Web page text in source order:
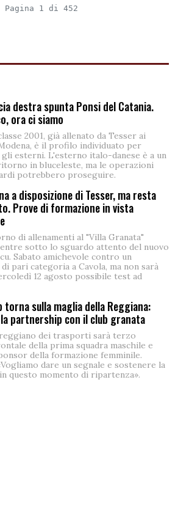
Pagina 1 di 452
destra spunta Ponsi del Catania.
ora ci siamo
2001, già allenato da Tesser ai
è il profilo individuato per
esterni. L'esterno italo-danese è a un
in bluceleste, ma le operazioni
potrebbero proseguire.
a disposizione di Tesser, ma resta
Prove di formazione in vista
di allenamenti al "Villa Granata"
sotto lo sguardo attento del nuovo
Sabato amichevole contro un
pari categoria a Cavola, ma non sarà
12 agosto possibile test ad
torna sulla maglia della Reggiana:
partnership con il club granata
dei trasporti sarà terzo
della prima squadra maschile e
della formazione femminile.
dare un segnale e sostenere la
questo momento di ripartenza».